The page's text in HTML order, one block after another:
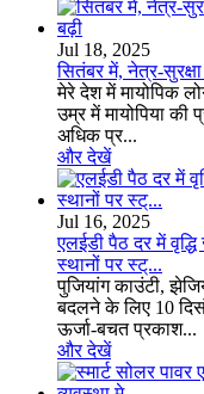
Jul 18, 2025
सितंबर में, नेत्र-
मेरे देश में मायोपिक
उम्र में मायोपिया की
अधिक प्र...
और देखें
Jul 16, 2025
एलईडी पैठ दर में
स्थानों पर स्ट्...
पुजियांग काउंटी,
बदलने के लिए 10
ऊर्जा-बचत प्रकाश...
और देखें